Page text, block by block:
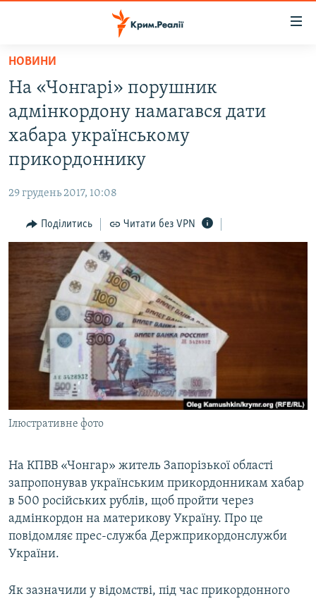
Перейти
основного
матеріалу
Перейти
до
основної
Перейти
пошуку
ВІДЕО ТА ФОТО
ПОГЛЯД
ІНТЕРВ'Ю
ВСЕ ЗА ДЕНЬ
СПЕЦПРОЕКТИ
ДЕПОРТАЦІЯ
ВІДЕОУРОКИ «ELIFBE»
СВІДЧЕННЯ ОКУПАЦІЇ
УКРАЇНСЬКА ПРОБЛЕМА КРИМУ
ІНФОГРАФІКА
ЯК ОБІЙТИ БЛОКУВАННЯ
Русский
Qırımtatar
ДОЛУЧАЙСЯ!
Усі сайти RFE/RL
НОВИНИ
На «Чонгарі» порушник
адмінкордону намагався дати
хабара українському
прикордоннику
29 грудень 2017, 10:08
Поділитись Читати без VPN
Ілюстративне фото
На КПВВ «Чонгар» житель Запорізької області
запропонував українським прикордонникам хабар
в 500 російських рублів, щоб пройти через
адмінкордон на материкову Україну. Про це
повідомляє прес-служба Держприкордонслужби
України.
Як зазначили у відомстві, під час прикордонного